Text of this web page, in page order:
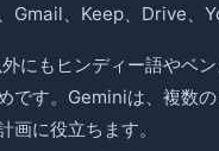
Gmail、Keep、Drive、
にもヒンディー語やベ
です。Geminiは、複数
画に役立ちます。